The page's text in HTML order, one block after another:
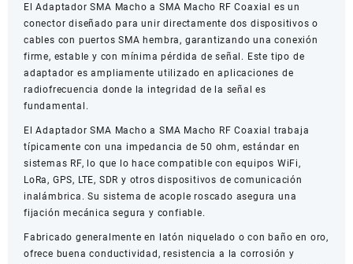
El Adaptador SMA Macho a SMA Macho RF Coaxial es un
conector diseñado para unir directamente dos dispositivos o
cables con puertos SMA hembra, garantizando una conexión
firme, estable y con mínima pérdida de señal. Este tipo de
adaptador es ampliamente utilizado en aplicaciones de
radiofrecuencia donde la integridad de la señal es
fundamental.
El Adaptador SMA Macho a SMA Macho RF Coaxial trabaja
típicamente con una impedancia de 50 ohm, estándar en
sistemas RF, lo que lo hace compatible con equipos WiFi,
LoRa, GPS, LTE, SDR y otros dispositivos de comunicación
inalámbrica. Su sistema de acople roscado asegura una
fijación mecánica segura y confiable.
Fabricado generalmente en latón niquelado o con baño en oro,
ofrece buena conductividad, resistencia a la corrosión y